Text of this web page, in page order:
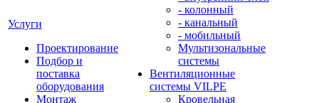
Услуги
Проектирование
Подбор и
поставка
оборудования
Монтаж
- колонный
- канальный
- мобильный
Мультизональные
системы
Вентиляционные
системы VILPE
Кровельная